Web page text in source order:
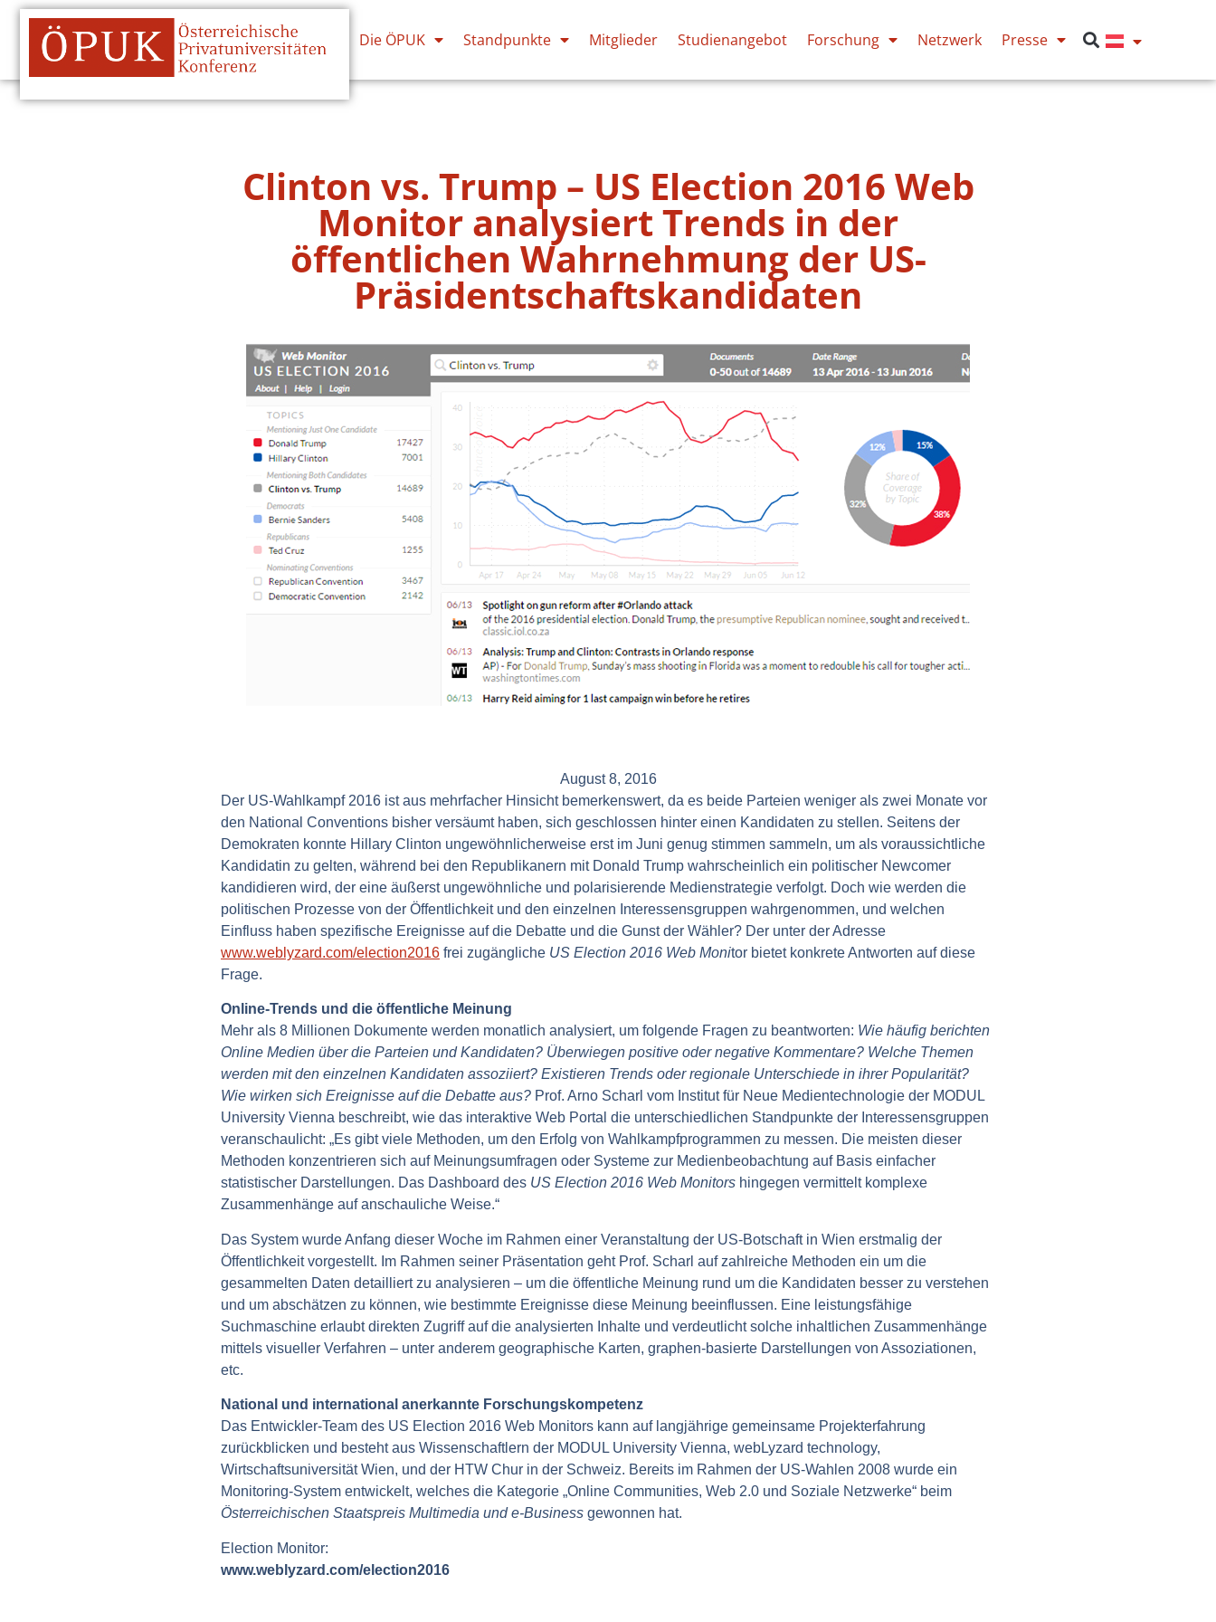
Die ÖPUK Standpunkte Mitglieder Studienangebot Forschung Netzwerk Presse
Clinton vs. Trump – US Election 2016 Web
Monitor analysiert Trends in der
öffentlichen Wahrnehmung der US-
Präsidentschaftskandidaten
August 8, 2016
Der US-Wahlkampf 2016 ist aus mehrfacher Hinsicht bemerkenswert, da es beide Parteien weniger als zwei Monate vor
den National Conventions bisher versäumt haben, sich geschlossen hinter einen Kandidaten zu stellen. Seitens der
Demokraten konnte Hillary Clinton ungewöhnlicherweise erst im Juni genug stimmen sammeln, um als voraussichtliche
Kandidatin zu gelten, während bei den Republikanern mit Donald Trump wahrscheinlich ein politischer Newcomer
kandidieren wird, der eine äußerst ungewöhnliche und polarisierende Medienstrategie verfolgt. Doch wie werden die
politischen Prozesse von der Öffentlichkeit und den einzelnen Interessensgruppen wahrgenommen, und welchen
Einfluss haben spezifische Ereignisse auf die Debatte und die Gunst der Wähler? Der unter der Adresse
www.weblyzard.com/election2016 frei zugängliche US Election 2016 Web Monitor bietet konkrete Antworten auf diese
Frage.
Online-Trends und die öffentliche Meinung
Mehr als 8 Millionen Dokumente werden monatlich analysiert, um folgende Fragen zu beantworten: Wie häufig berichten
Online Medien über die Parteien und Kandidaten? Überwiegen positive oder negative Kommentare? Welche Themen
werden mit den einzelnen Kandidaten assoziiert? Existieren Trends oder regionale Unterschiede in ihrer Popularität?
Wie wirken sich Ereignisse auf die Debatte aus? Prof. Arno Scharl vom Institut für Neue Medientechnologie der MODUL
University Vienna beschreibt, wie das interaktive Web Portal die unterschiedlichen Standpunkte der Interessensgruppen
veranschaulicht: „Es gibt viele Methoden, um den Erfolg von Wahlkampfprogrammen zu messen. Die meisten dieser
Methoden konzentrieren sich auf Meinungsumfragen oder Systeme zur Medienbeobachtung auf Basis einfacher
statistischer Darstellungen. Das Dashboard des US Election 2016 Web Monitors hingegen vermittelt komplexe
Zusammenhänge auf anschauliche Weise.“
Das System wurde Anfang dieser Woche im Rahmen einer Veranstaltung der US-Botschaft in Wien erstmalig der
Öffentlichkeit vorgestellt. Im Rahmen seiner Präsentation geht Prof. Scharl auf zahlreiche Methoden ein um die
gesammelten Daten detailliert zu analysieren – um die öffentliche Meinung rund um die Kandidaten besser zu verstehen
und um abschätzen zu können, wie bestimmte Ereignisse diese Meinung beeinflussen. Eine leistungsfähige
Suchmaschine erlaubt direkten Zugriff auf die analysierten Inhalte und verdeutlicht solche inhaltlichen Zusammenhänge
mittels visueller Verfahren – unter anderem geographische Karten, graphen-basierte Darstellungen von Assoziationen,
etc.
National und international anerkannte Forschungskompetenz
Das Entwickler-Team des US Election 2016 Web Monitors kann auf langjährige gemeinsame Projekterfahrung
zurückblicken und besteht aus Wissenschaftlern der MODUL University Vienna, webLyzard technology,
Wirtschaftsuniversität Wien, und der HTW Chur in der Schweiz. Bereits im Rahmen der US-Wahlen 2008 wurde ein
Monitoring-System entwickelt, welches die Kategorie „Online Communities, Web 2.0 und Soziale Netzwerke“ beim
Österreichischen Staatspreis Multimedia und e-Business gewonnen hat.
Election Monitor:
www.weblyzard.com/election2016